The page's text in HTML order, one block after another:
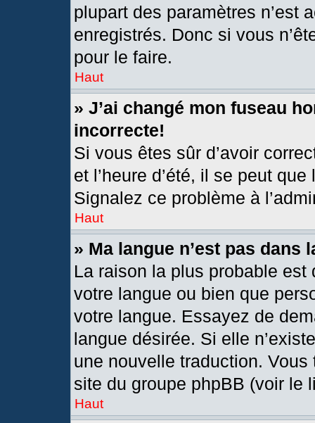
plupart des paramètres n’est
enregistrés. Donc si vous
pour le faire.
Haut
» J’ai changé mon fuseau
incorrecte!
Si vous êtes sûr d’avoir
et l’heure d’été, il se peut
Signalez ce problème à
Haut
» Ma langue n’est pas dans
La raison la plus probable est
votre langue ou bien que
votre langue. Essayez de
langue désirée. Si elle
une nouvelle traduction.
site du groupe phpBB (voir le
Haut